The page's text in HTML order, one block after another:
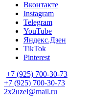
Вконтакте
Instagram
Telegram
YouTube
Яндекс.Дзен
TikTok
Pinterest
+7 (925) 700-30-73
+7 (925) 700-30-73
2x2uzel@mail.ru